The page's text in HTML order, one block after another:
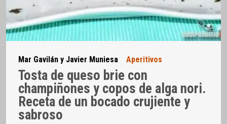
Mar Gavilán y Javier Muniesa Aperitivos
Tosta de queso brie con
champiñones y copos de alga nori.
Receta de un bocado crujiente y
sabroso